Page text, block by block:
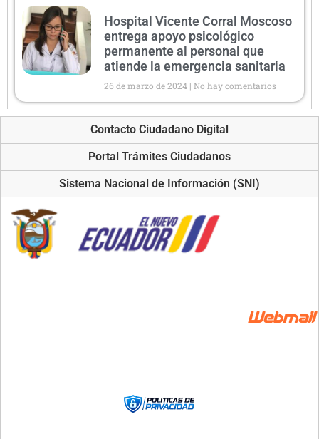
Hospital Vicente Corral Moscoso
entrega apoyo psicológico
permanente al personal que
atiende la emergencia sanitaria
26 de marzo de 2024 No hay comentarios
Contacto Ciudadano Digital
Portal Trámites Ciudadanos
Sistema Nacional de Información (SNI)